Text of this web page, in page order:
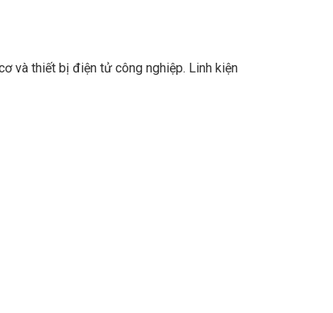
và thiết bị điện tử công nghiệp. Linh kiện